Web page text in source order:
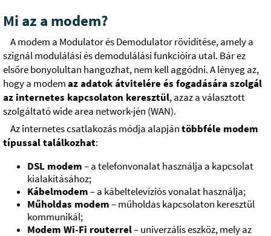
Mi az a modem?
A modem a Modulator és Demodulator rövidítése, amely a
szignál modulálási és demodulálási funkcióira utal. Bár ez
elsőre bonyolultan hangozhat, nem kell aggódni. A lényeg az,
hogy a modemaz adatok átvitelére és fogadására szolgál
az internetes kapcsolaton keresztül, azaz a választott
szolgáltató wide area network-jén (WAN).
Az internetes csatlakozás módja alapjántöbbféle modem
típussal találkozhat:
DSL modem– a telefonvonalat használja a kapcsolat
kialakításához;
Kábelmodem– a kábeltelevíziós vonalat használja;
Műholdas modem– műholdas kapcsolaton keresztül
kommunikál;
Modem Wi-Fi routerrel– univerzális eszköz, mely az